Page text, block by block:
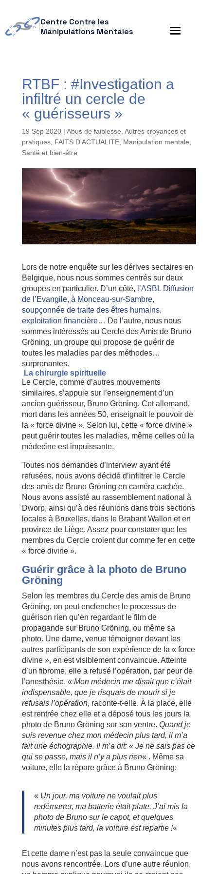
Centre Contre les
Manipulations Mentales
RTBF : #Investigation a
infiltré un cercle de
« guérisseurs »
19 Sep 2020| Abus de faiblesse Autres croyances et
pratiques, FAITS D'ACTUALITE, Manipulation mentale
Santé et bien-être
Lors de notre enquête sur les dérives sectaires en
Belgique, nous nous sommes centrés sur deux
groupes en particulier. D’un côté, l’ASBL Diffusion
de l’Evangile, à Monceau-sur-Sambre,
soupçonnée de traite des êtres humains,
exploitation financière… De l’autre, nous nous
sommes intéressés au Cercle des Amis de Bruno
Gröning, un groupe qui propose de guérir de
toutes les maladies par des méthodes…
surprenantes.
La chirurgie spirituelle
Le Cercle, comme d’autres mouvements
similaires, s’appuie sur l’enseignement d’un
ancien guérisseur, Bruno Gröning. Cet allemand,
mort dans les années 50, enseignait le pouvoir de
la « force divine ». Selon lui, cette « force divine »
peut guérir toutes les maladies, même celles où la
médecine est impuissante.
Toutes nos demandes d’interview ayant été
refusées, nous avons décidé d’infiltrer le Cercle
des amis de Bruno Gröning en caméra cachée.
Nous avons assisté au rassemblement national à
Dworp, ainsi qu’à des réunions dans trois sections
locales à Bruxelles, dans le Brabant Wallon et en
province de Liège. Assez pour constater que les
membres du Cercle croient dur comme fer en cette
« force divine ».
Guérir grâce à la photo de Bruno
Gröning
Selon les membres du Cercle des amis de Bruno
Gröning, on peut enclencher le processus de
guérison rien qu’en regardant le film de
propagande sur Bruno Gröning, ou même sa
photo. Une dame, venue témoigner devant les
autres participants de son expérience de la « force
divine », en est visiblement convaincue. Atteinte
d’un fibrome, elle a refusé l’opération, par peur de
l’anesthésie. « Mon médecin me disait que c’était
indispensable, que je risquais de mourir si je
refusais l’opération, raconte-t-elle. À la place, elle
est rentrée chez elle et a déposé tous les jours la
photo de Bruno Gröning sur son ventre. Quand je
suis revenue chez mon médecin plus tard, il m’a
fait une échographie. Il m’a dit: « Je ne sais pas ce
qui se passe, mais il n’y a plus rien« . Même sa
voiture, elle la répare grâce à Bruno Gröning:
« Un jour, ma voiture ne voulait plus
redémarrer, ma batterie était plate. J’ai mis la
photo de Bruno sur le capot, et quelques
minutes plus tard, la voiture est repartie !«
Et cette dame n’est pas la seule convaincue que
nous avons rencontrée. Lors d’une autre réunion,